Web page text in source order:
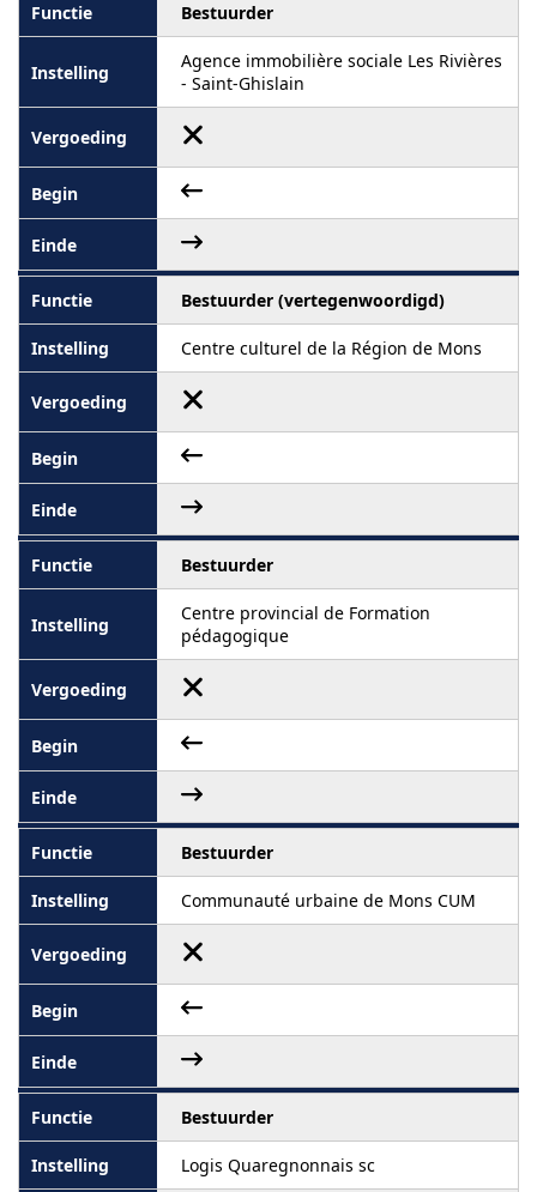
Bestuurder
Agence immobilière sociale Les Rivières
- Saint-Ghislain
Bestuurder (vertegenwoordigd)
Centre culturel de la Région de Mons
Bestuurder
Centre provincial de Formation
pédagogique
Bestuurder
Communauté urbaine de Mons CUM
Bestuurder
Logis Quaregnonnais sc